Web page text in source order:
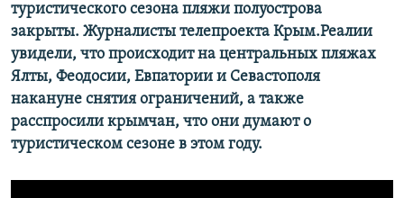
туристического сезона пляжи полуострова
закрыты. Журналисты телепроекта Крым.Реалии
увидели, что происходит на центральных пляжах
Ялты, Феодосии, Евпатории и Севастополя
накануне снятия ограничений, а также
расспросили крымчан, что они думают о
туристическом сезоне в этом году.